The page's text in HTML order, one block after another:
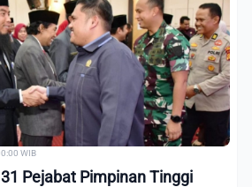
WIB
Pejabat Pimpinan Tinggi